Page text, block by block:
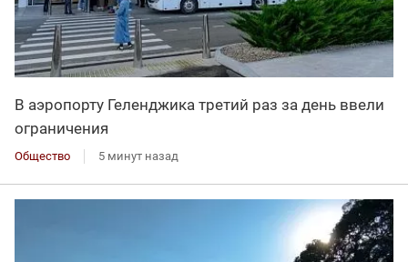
В аэропорту Геленджика третий раз за день ввели
ограничения
Общество 5 минут назад